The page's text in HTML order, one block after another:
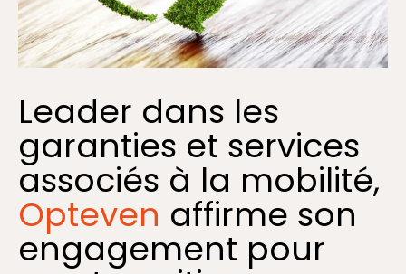
Leader dans les
garanties et services
associés à la mobilité,
Opteven affirme son
engagement pour